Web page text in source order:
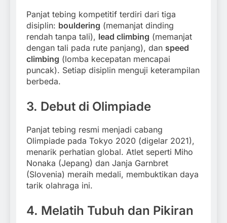
Panjat tebing kompetitif terdiri dari tiga
disiplin: bouldering (memanjat dinding
rendah tanpa tali), lead climbing (memanjat
dengan tali pada rute panjang), dan speed
climbing (lomba kecepatan mencapai
puncak). Setiap disiplin menguji keterampilan
berbeda.
3. Debut di Olimpiade
Panjat tebing resmi menjadi cabang
Olimpiade pada Tokyo 2020 (digelar 2021),
menarik perhatian global. Atlet seperti Miho
Nonaka (Jepang) dan Janja Garnbret
(Slovenia) meraih medali, membuktikan daya
tarik olahraga ini.
4. Melatih Tubuh dan Pikiran